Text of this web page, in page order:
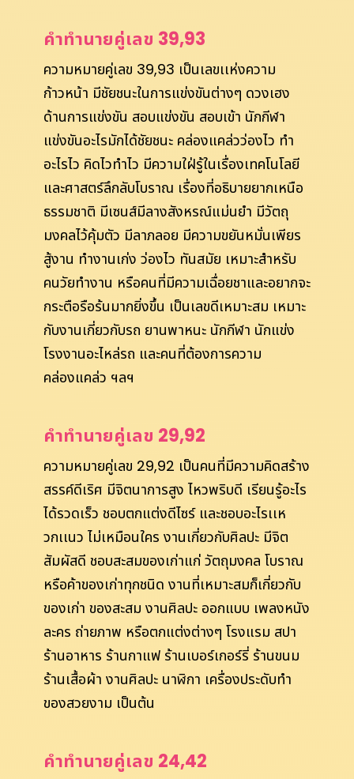
คำทำนายคู่เลข 39,93
ความหมายคู่เลข 39,93 เป็นเลขเเห่งความ
ก้าวหน้า มีชัยชนะในการแข่งขันต่างๆ ดวงเฮง
ด้านการแข่งขัน สอบแข่งขัน สอบเข้า นักกีฬา
แข่งขันอะไรมักได้ชัยชนะ คล่องแคล่วว่องไว ทำ
อะไรไว คิดไวทำไว มีความใฝ่รู้ในเรื่องเทคโนโลยี
และศาสตร์ลึกลับโบราณ เรื่องที่อธิบายยากเหนือ
ธรรมชาติ มีเซนส์มีลางสังหรณ์แม่นยำ มีวัตถุ
มงคลไว้คุ้มตัว มีลาภลอย มีความขยันหมั่นเพียร
สู้งาน ทำงานเก่ง ว่องไว ทันสมัย เหมาะสำหรับ
คนวัยทำงาน หรือคนที่มีความเฉื่อยชาและอยากจะ
กระตือรือร้นมากยิ่งขึ้น เป็นเลขดีเหมาะสม เหมาะ
กับงานเกี่ยวกับรถ ยานพาหนะ นักกีฬา นักแข่ง
โรงงานอะไหล่รถ และคนที่ต้องการความ
คล่องแคล่ว ฯลฯ
คำทำนายคู่เลข 29,92
ความหมายคู่เลข 29,92 เป็นคนที่มีความคิดสร้าง
สรรค์ดีเริศ มีจิตนาการสูง ไหวพริบดี เรียนรู้อะไร
ได้รวดเร็ว ชอบตกแต่งดีไซร์ และชอบอะไรเเห
วกเเนว ไม่เหมือนใคร งานเกี่ยวกับศิลปะ มีจิต
สัมผัสดี ชอบสะสมของเก่าแก่ วัตถุมงคล โบราณ
หรือค้าของเก่าทุกชนิด งานที่เหมาะสมก็เกี่ยวกับ
ของเก่า ของสะสม งานศิลปะ ออกแบบ เพลงหนัง
ละคร ถ่ายภาพ หรือตกแต่งต่างๆ โรงแรม สปา
ร้านอาหาร ร้านกาแฟ ร้านเบอร์เกอร์รี่ ร้านขนม
ร้านเสื้อผ้า งานศิลปะ นาฬิกา เครื่องประดับทำ
ของสวยงาม เป็นต้น
คำทำนายคู่เลข 24,42